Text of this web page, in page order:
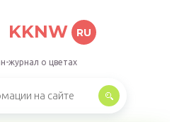
KKNW RU
журнал о цветах